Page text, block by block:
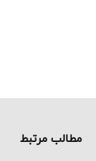
مطالب مرتبط